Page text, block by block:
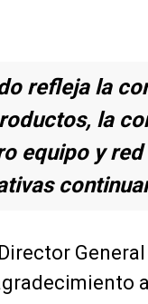
refleja la
la
equipo y